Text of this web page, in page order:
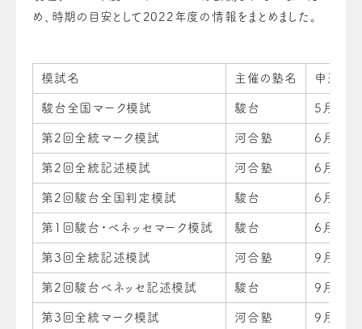
め、時期の目安として2022年度の情報をまとめました。
模試名 主催の塾名 申込開
駿台全国マーク模試 駿台 5月15日
第2回全統マーク模試 河合塾 6月3日
第2回全統記述模試 河合塾 6月3日
第2回駿台全国判定模試 駿台 6月3日
第1回駿台・ベネッセマーク模試 駿台 6月3日
第3回全統記述模試 河合塾 9月2日
第2回駿台ベネッセ記述模試 駿台 9月2日
第3回全統マーク模試 河合塾 9月2日